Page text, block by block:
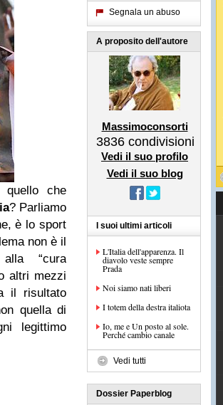
che
? Parliamo
è lo sport
non è il
“cura
altri mezzi
il risultato
quella di
legittimo
Segnala un abuso
A proposito dell'autore
Massimoconsorti
3836 condivisioni
Vedi il suo profilo
Vedi il suo blog
I suoi ultimi articoli
L'Italia dell'apparenza. Il
diavolo veste sempre
Prada
Noi siamo nati liberi
I totem della destra italiota
Io, me e Un posto al sole.
Perché cambio canale
Vedi tutti
Dossier Paperblog